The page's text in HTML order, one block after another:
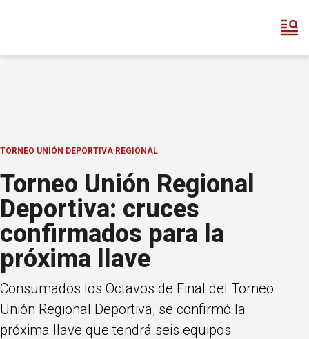
TORNEO UNIÓN DEPORTIVA REGIONAL
Torneo Unión Regional
Deportiva: cruces
confirmados para la
próxima llave
Consumados los Octavos de Final del Torneo
Unión Regional Deportiva, se confirmó la
próxima llave que tendrá seis equipos